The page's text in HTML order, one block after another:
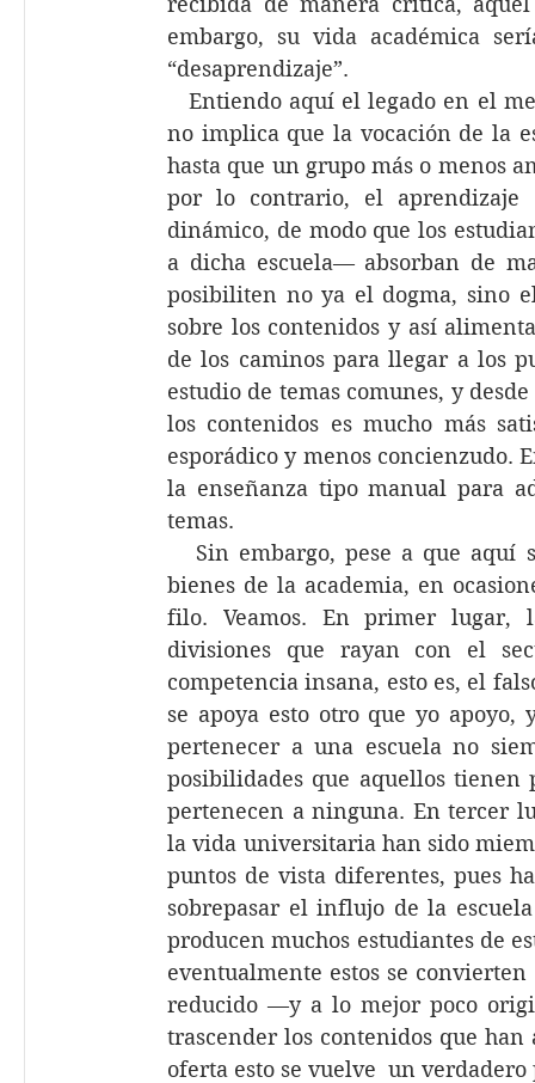
embargo, su vida académica
“desaprendizaje”.
Entiendo aquí el legado en el
no implica que la vocación de la
hasta que un grupo más o menos
por lo contrario, el aprendizaje
dinámico, de modo que los
a dicha escuela— absorban de
posibiliten no ya el dogma, sino
sobre los contenidos y así
de los caminos para llegar a los
estudio de temas comunes, y
los contenidos es mucho más
esporádico y menos concienzudo.
la enseñanza tipo manual para
temas.
Sin embargo, pese a que aquí
bienes de la academia, en
filo. Veamos. En primer lugar,
divisiones que rayan con el
competencia insana, esto es, el
se apoya esto otro que yo apoyo,
pertenecer a una escuela no
posibilidades que aquellos
pertenecen a ninguna. En tercer
la vida universitaria han sido
puntos de vista diferentes, pues
sobrepasar el influjo de la
producen muchos estudiantes de
eventualmente estos se
reducido —y a lo mejor poco
trascender los contenidos que
oferta esto se vuelve  un